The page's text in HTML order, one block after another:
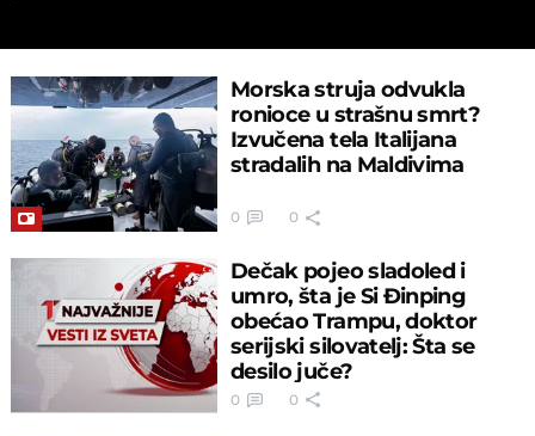
Morska struja odvukla
ronioce u strašnu smrt?
Izvučena tela Italijana
stradalih na Maldivima
0 0
Dečak pojeo sladoled i
umro, šta je Si Đinping
obećao Trampu, doktor
serijski silovatelj: Šta se
desilo juče?
0 0